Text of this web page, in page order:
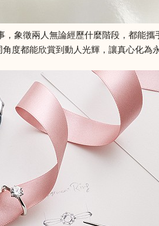
象徵兩人無論經歷什麼階段，都能
度都能欣賞到動人光輝，讓真心化為